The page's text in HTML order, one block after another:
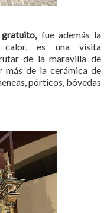
fue además la
es una visita
de la maravilla de
más de la cerámica de
pórticos, bóvedas